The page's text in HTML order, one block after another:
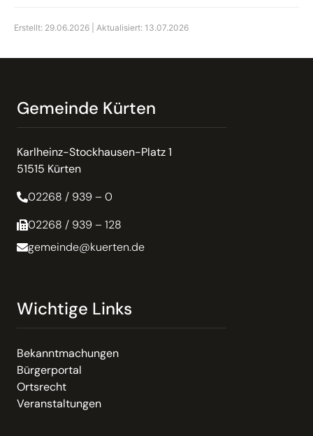
Erstellt: 29.06.2026 | Aktualisiert: 13.07.2026
Gemeinde Kürten
Karlheinz-Stockhausen-Platz 1
51515 Kürten
02268 / 939 – 0
02268 / 939 – 128
gemeinde@kuerten.de
Wichtige Links
Bekanntmachungen
Bürgerportal
Ortsrecht
Veranstaltungen